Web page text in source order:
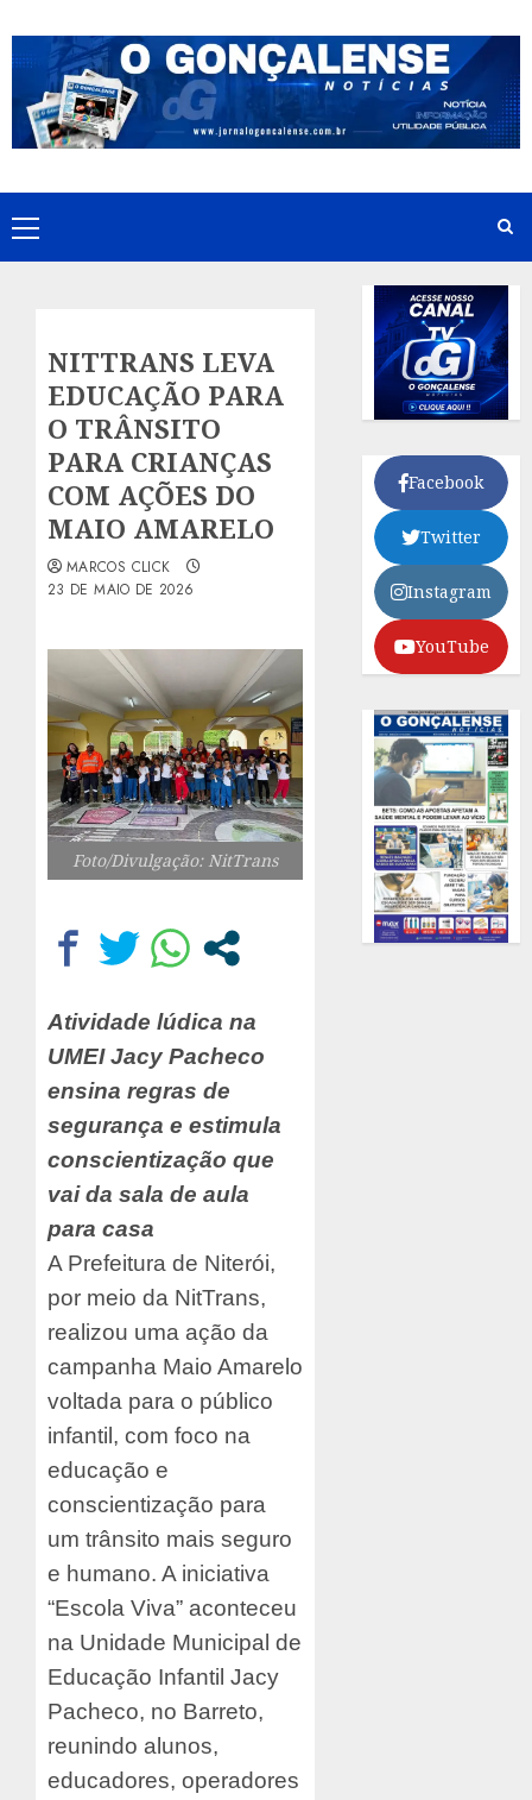
to
content
Primary
Menu
NITTRANS LEVA
EDUCAÇÃO PARA
O TRÂNSITO
PARA CRIANÇAS
COM AÇÕES DO
MAIO AMARELO
MARCOS CLICK
23 DE MAIO DE 2026
Foto/Divulgação: NitTrans
Atividade lúdica na
UMEI Jacy Pacheco
ensina regras de
segurança e estimula
conscientização que
vai da sala de aula
para casa
A Prefeitura de Niterói,
por meio da NitTrans,
realizou uma ação da
campanha Maio Amarelo
voltada para o público
infantil, com foco na
educação e
conscientização para
um trânsito mais seguro
e humano. A iniciativa
“Escola Viva” aconteceu
na Unidade Municipal de
Educação Infantil Jacy
Pacheco, no Barreto,
reunindo alunos,
educadores, operadores
Facebook
Twitter
Instagram
YouTube